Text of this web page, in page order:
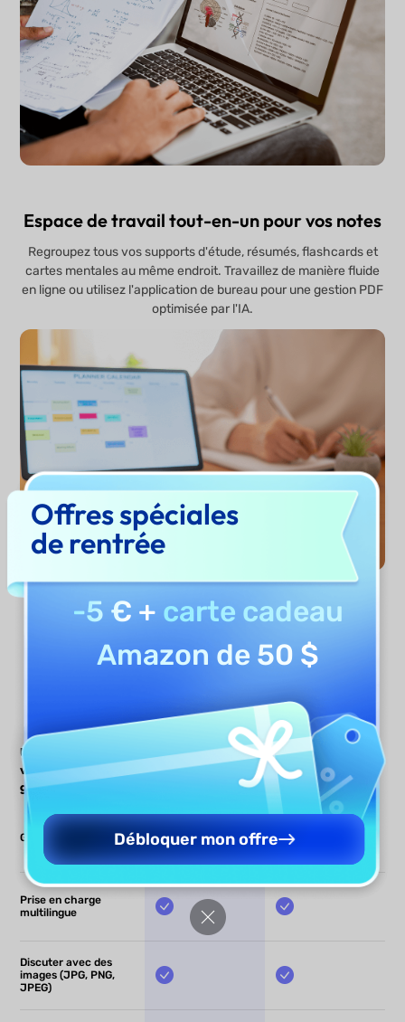
Espace de travail tout-en-un pour vos notes
Regroupez tous vos supports d'étude, résumés, flashcards et
cartes mentales au même endroit. Travaillez de manière fluide
en ligne ou utilisez l'application de bureau pour une gestion PDF
optimisée par l'IA.
Générer maintenant
UPDF AI
vs Autres
générateurs IA
UPDF AI
Autres
générateurs IA
Gratuit
Prise en charge
multilingue
Discuter avec des
images (JPG, PNG,
JPEG)
Offres spéciales
de rentrée
-5 € + carte cadeau
Amazon de 50 $
Débloquer mon offre